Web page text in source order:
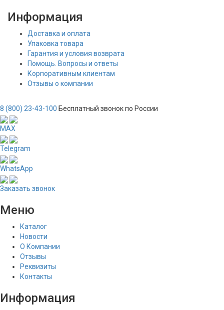
Информация
Доставка и оплата
Упаковка товара
Гарантия и условия возврата
Помощь. Вопросы и ответы
Корпоративным клиентам
Отзывы о компании
8 (800) 23-43-100 Бесплатный звонок по России
MAX
Telegram
WhatsApp
Заказать звонок
Меню
Каталог
Новости
О Компании
Отзывы
Реквизиты
Контакты
Информация